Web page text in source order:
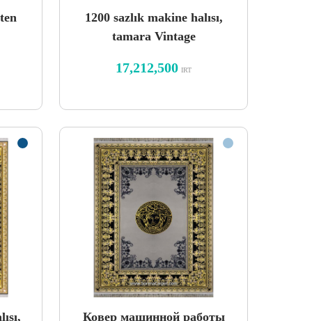
1200 sazlık makine halısı,
tamara Vintage
17,212,500 IRT
Ковер машинной работы